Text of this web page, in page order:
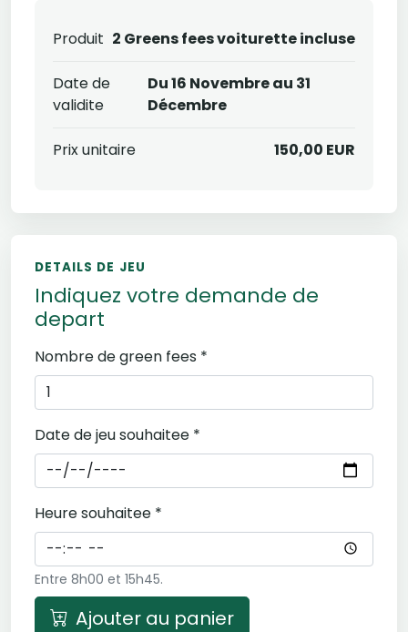
Produit 2 Greens fees voiturette incluse
Date de
validite
Du 16 Novembre au 31
Décembre
Prix unitaire 150,00 EUR
DETAILS DE JEU
Indiquez votre demande de
depart
Nombre de green fees *
Date de jeu souhaitee *
Heure souhaitee *
Entre 8h00 et 15h45.
Ajouter au panier